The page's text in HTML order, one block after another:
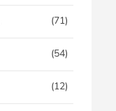
(71)
(54)
(12)